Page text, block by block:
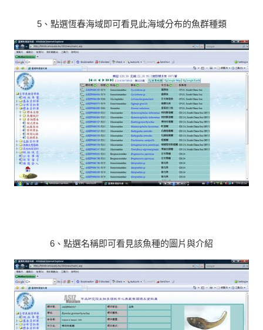
5、點選恆春海域即可看見此海域分布的魚群種類
6、點選名稱即可看見該魚種的圖片與介紹